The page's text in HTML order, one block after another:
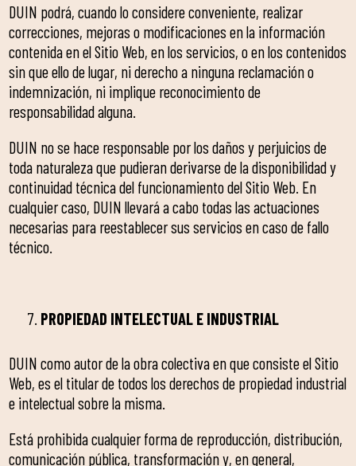
DUIN podrá, cuando lo considere conveniente, realizar
correcciones, mejoras o modificaciones en la información
contenida en el Sitio Web, en los servicios, o en los contenidos
sin que ello de lugar, ni derecho a ninguna reclamación o
indemnización, ni implique reconocimiento de
responsabilidad alguna.
DUIN no se hace responsable por los daños y perjuicios de
toda naturaleza que pudieran derivarse de la disponibilidad y
continuidad técnica del funcionamiento del Sitio Web. En
cualquier caso, DUIN llevará a cabo todas las actuaciones
necesarias para reestablecer sus servicios en caso de fallo
técnico.
PROPIEDAD INTELECTUAL E INDUSTRIAL
DUIN como autor de la obra colectiva en que consiste el Sitio
Web, es el titular de todos los derechos de propiedad industrial
e intelectual sobre la misma.
Está prohibida cualquier forma de reproducción, distribución,
comunicación pública, transformación y, en general,